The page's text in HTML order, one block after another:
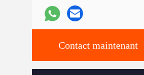
Contact maintenant